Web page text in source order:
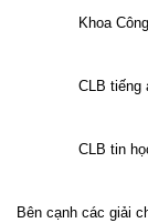
Khoa
CLB tiếng
CLB tin
Bên cạnh các giải